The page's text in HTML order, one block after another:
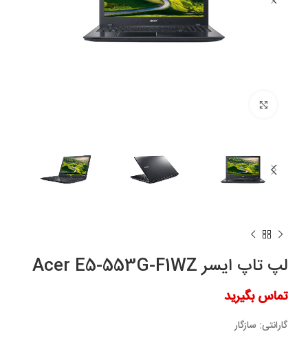
لپ تاپ ایسر Acer E5-553G-F1WZ
تماس بگیرید
گارانتی: سازگار